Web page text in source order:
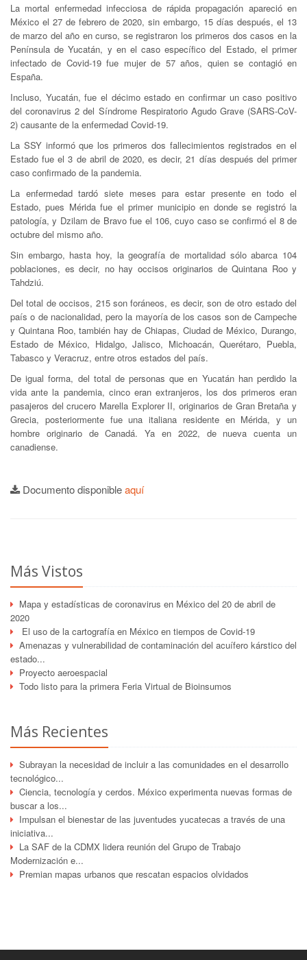
La mortal enfermedad infecciosa de rápida propagación apareció en
México el 27 de febrero de 2020, sin embargo, 15 días después, el 13
de marzo del año en curso, se registraron los primeros dos casos en la
Península de Yucatán, y en el caso específico del Estado, el primer
infectado de Covid-19 fue mujer de 57 años, quien se contagió en
España.
Incluso, Yucatán, fue el décimo estado en confirmar un caso positivo
del coronavirus 2 del Síndrome Respiratorio Agudo Grave (SARS-CoV-
2) causante de la enfermedad Covid-19.
La SSY informó que los primeros dos fallecimientos registrados en el
Estado fue el 3 de abril de 2020, es decir, 21 días después del primer
caso confirmado de la pandemia.
La enfermedad tardó siete meses para estar presente en todo el
Estado, pues Mérida fue el primer municipio en donde se registró la
patología, y Dzilam de Bravo fue el 106, cuyo caso se confirmó el 8 de
octubre del mismo año.
Sin embargo, hasta hoy, la geografía de mortalidad sólo abarca 104
poblaciones, es decir, no hay occisos originarios de Quintana Roo y
Tahdziú.
Del total de occisos, 215 son foráneos, es decir, son de otro estado del
país o de nacionalidad, pero la mayoría de los casos son de Campeche
y Quintana Roo, también hay de Chiapas, Ciudad de México, Durango,
Estado de México, Hidalgo, Jalisco, Michoacán, Querétaro, Puebla,
Tabasco y Veracruz, entre otros estados del país.
De igual forma, del total de personas que en Yucatán han perdido la
vida ante la pandemia, cinco eran extranjeros, los dos primeros eran
pasajeros del crucero Marella Explorer II, originarios de Gran Bretaña y
Grecia, posteriormente fue una italiana residente en Mérida, y un
hombre originario de Canadá. Ya en 2022, de nueva cuenta un
canadiense.
Documento disponibleaquí
Más Vistos
Mapa y estadísticas de coronavirus en México del 20 de abril de
2020
El uso de la cartografía en México en tiempos de Covid-19
Amenazas y vulnerabilidad de contaminación del acuífero kárstico del
estado...
Proyecto aeroespacial
Todo listo para la primera Feria Virtual de Bioinsumos
Más Recientes
Subrayan la necesidad de incluir a las comunidades en el desarrollo
tecnológico...
Ciencia, tecnología y cerdos. México experimenta nuevas formas de
buscar a los...
Impulsan el bienestar de las juventudes yucatecas a través de una
iniciativa...
La SAF de la CDMX lidera reunión del Grupo de Trabajo
Modernización e...
Premian mapas urbanos que rescatan espacios olvidados